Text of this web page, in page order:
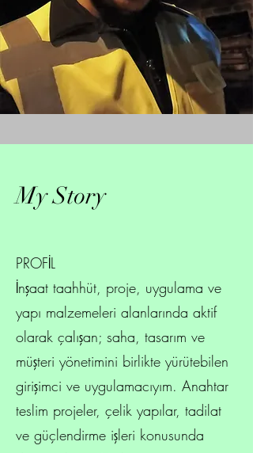
My Story
PROFİL
İnşaat taahhüt, proje, uygulama ve
yapı malzemeleri alanlarında aktif
olarak çalışan; saha, tasarım ve
müşteri yönetimini birlikte yürütebilen
girişimci ve uygulamacıyım. Anahtar
teslim projeler, çelik yapılar, tadilat
ve güçlendirme işleri konusunda